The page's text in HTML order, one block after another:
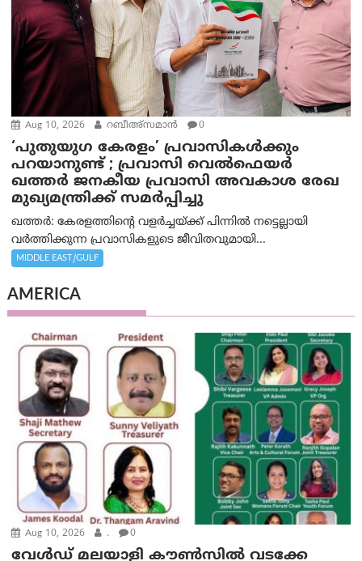
Aug 10, 2026 റബീഅ്‌സമാന്‍ 0
‘പുതുയുഗ കേരളം’ പ്രവാസികൾക്കും
പറയാനുണ്ട് ; പ്രവാസി വെല്‍ഫെയര്‍
ഖത്തര്‍ ജനകീയ പ്രവാസി അവകാശ രേഖ
മുഖ്യമന്ത്രിക്ക് സമര്‍പ്പിച്ചു
ഖത്തര്‍: കേരളത്തിന്റെ വളർച്ചയ്ക്ക് പിന്നിൽ നട്ടെല്ലായി
വര്‍ത്തിക്കുന്ന പ്രവാസികളുടെ ജീവിതവുമായി...
MIDDLE EAST/GULF
AMERICA
Aug 10, 2026 . 0
വേൾഡ് മലയാളി കൗൺസിൽ വടക്കേ